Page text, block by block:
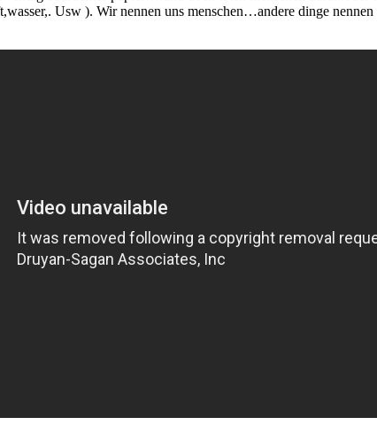
Usw ). Wir nennen uns menschen…andere dinge